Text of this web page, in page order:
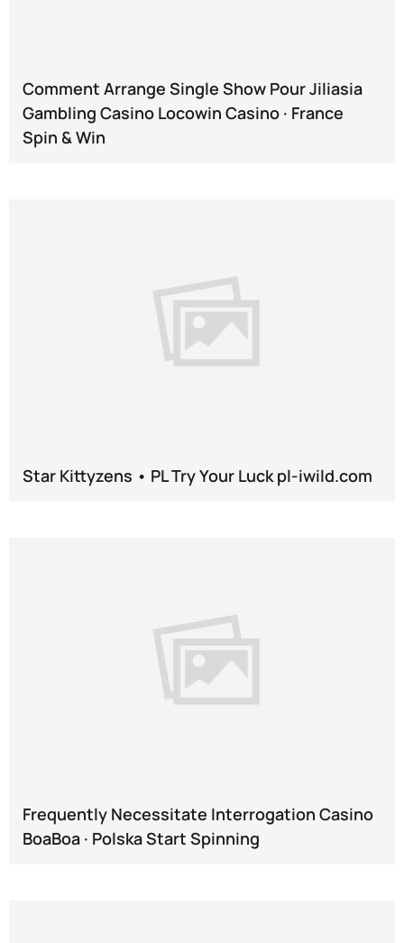
Comment Arrange Single Show Pour Jiliasia
Gambling Casino Locowin Casino · France
Spin & Win
Star Kittyzens • PL Try Your Luck pl-iwild.com
Frequently Necessitate Interrogation Casino
BoaBoa · Polska Start Spinning